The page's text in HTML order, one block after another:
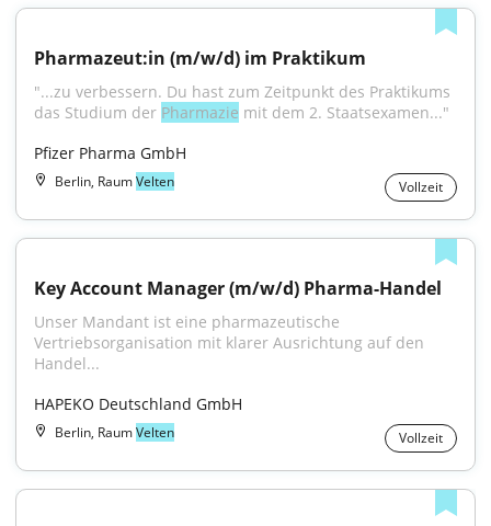
Pharmazeut:in (m/w/d) im Praktikum
"...zu verbessern. Du hast zum Zeitpunkt des Praktikums
das Studium der Pharmazie mit dem 2. Staatsexamen..."
Pfizer Pharma GmbH
Berlin, RaumVelten Vollzeit
Key Account Manager (m/w/d) Pharma-Handel
Unser Mandant ist eine pharmazeutische
Vertriebsorganisation mit klarer Ausrichtung auf den
Handel...
HAPEKO Deutschland GmbH
Berlin, RaumVelten Vollzeit